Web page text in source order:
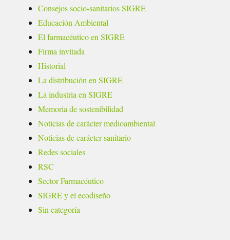
Consejos socio-sanitarios SIGRE
Educación Ambiental
El farmacéutico en SIGRE
Firma invitada
Historial
La distribución en SIGRE
La industria en SIGRE
Memoria de sostenibilidad
Noticias de carácter medioambiental
Noticias de carácter sanitario
Redes sociales
RSC
Sector Farmacéutico
SIGRE y el ecodiseño
Sin categoría